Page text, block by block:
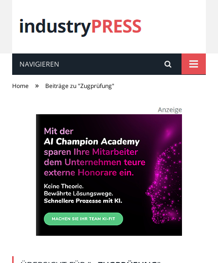
industryPRESS
NAVIGIEREN
Home » Beiträge zu "Zugprüfung"